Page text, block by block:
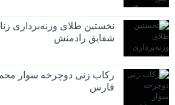
نخستین طلای وزنه‌برداری
شقایق رادمنش
رکاب زنی دوچرخه سوار
فارس